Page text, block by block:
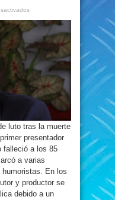
Alfonso
Lizarazo,
creador
de
‘Sábados
Felices’
y
leyenda
de
la
televisión
colombiana
luto tras la muerte
presentador
falleció a los 85
a varias
En los
y productor se
debido a un